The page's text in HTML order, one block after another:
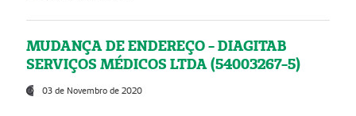
MUDANÇA DE ENDEREÇO - DIAGITAB
SERVIÇOS MÉDICOS LTDA (54003267-5)
03 de Novembro de 2020